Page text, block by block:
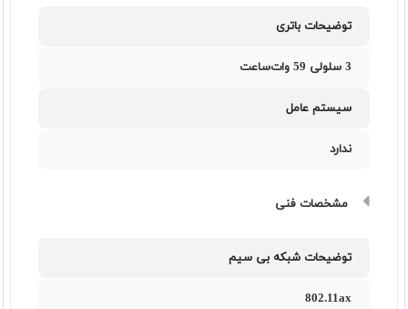
توضیحات باتری
3 سلولی 59 وات‌ساعت
سیستم عامل
ندارد
مشخصات فنی
توضیحات شبکه بی سیم
802.11ax